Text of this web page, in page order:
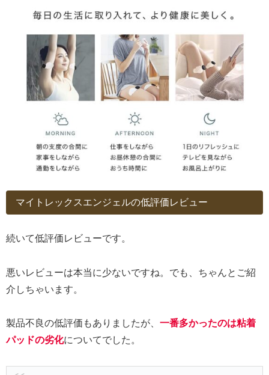
マイトレックスエンジェルの低評価レビュー
続いて低評価レビューです。
悪いレビューは本当に少ないですね。でも、ちゃんとご紹
介しちゃいます。
製品不良の低評価もありましたが、 一番多かったのは粘着
パッドの劣化についてでした。